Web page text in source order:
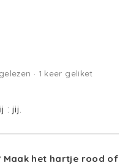
· 1 keer geliket
: jij.
Maak het hartje rood of